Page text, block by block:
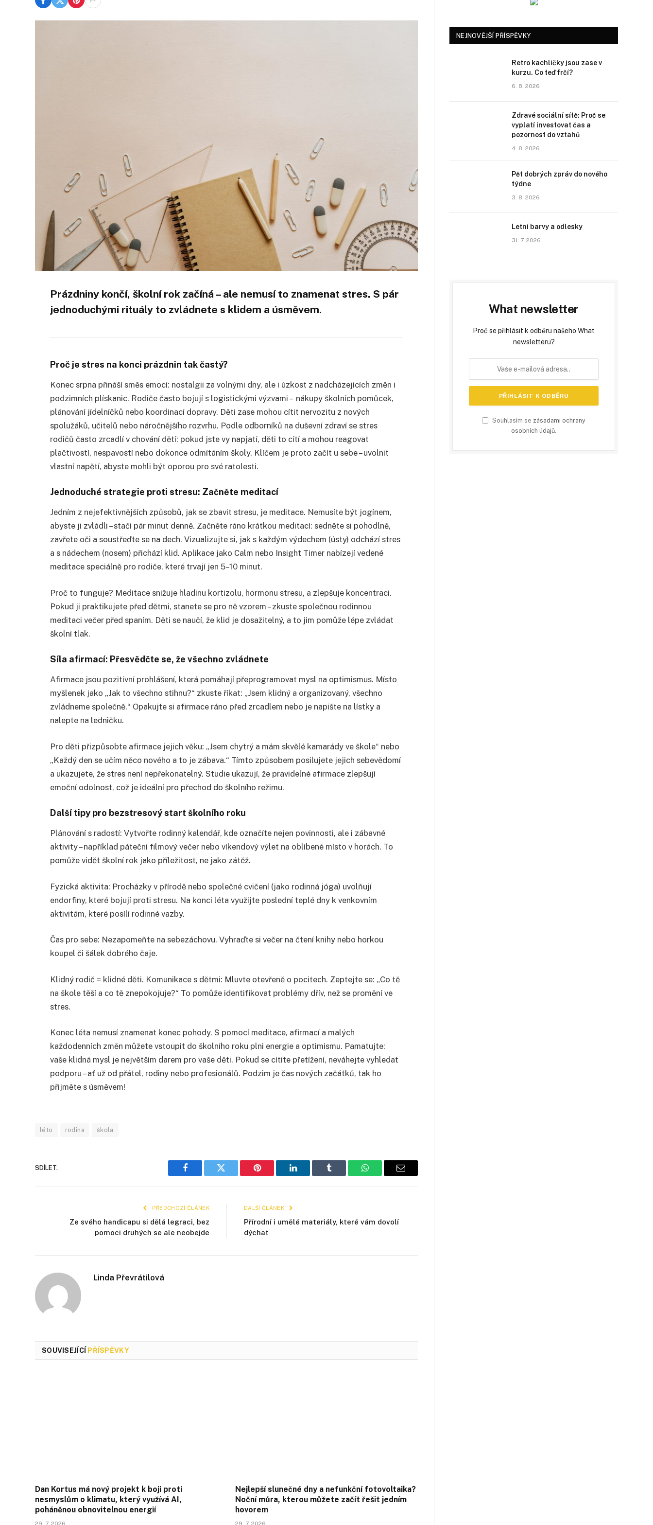
Prázdniny končí, školní rok začíná – ale nemusí to znamenat stres. S pár
jednoduchými rituály to zvládnete s klidem a úsměvem.
Proč je stres na konci prázdnin tak častý?
Konec srpna přináší směs emocí: nostalgii za volnými dny, ale i úzkost z nadcházejících změn i
podzimních plískanic. Rodiče často bojují s logistickými výzvami – nákupy školních pomůcek,
plánování jídelníčků nebo koordinací dopravy. Děti zase mohou cítit nervozitu z nových
spolužáků, učitelů nebo náročnějšího rozvrhu. Podle odborníků na duševní zdraví se stres
rodičů často zrcadlí v chování dětí: pokud jste vy napjatí, děti to cítí a mohou reagovat
plačtivostí, nespavostí nebo dokonce odmítáním školy. Klíčem je proto začít u sebe – uvolnit
vlastní napětí, abyste mohli být oporou pro své ratolesti.
Jednoduché strategie proti stresu: Začněte meditací
Jedním z nejefektivnějších způsobů, jak se zbavit stresu, je meditace. Nemusíte být jogínem,
abyste ji zvládli – stačí pár minut denně. Začněte ráno krátkou meditací: sedněte si pohodlně,
zavřete oči a soustřeďte se na dech. Vizualizujte si, jak s každým výdechem (ústy) odchází stres
a s nádechem (nosem) přichází klid. Aplikace jako Calm nebo Insight Timer nabízejí vedené
meditace speciálně pro rodiče, které trvají jen 5–10 minut.
Proč to funguje? Meditace snižuje hladinu kortizolu, hormonu stresu, a zlepšuje koncentraci.
Pokud ji praktikujete před dětmi, stanete se pro ně vzorem – zkuste společnou rodinnou
meditaci večer před spaním. Děti se naučí, že klid je dosažitelný, a to jim pomůže lépe zvládat
školní tlak.
Síla afirmací: Přesvědčte se, že všechno zvládnete
Afirmace jsou pozitivní prohlášení, která pomáhají přeprogramovat mysl na optimismus. Místo
myšlenek jako „Jak to všechno stihnu?“ zkuste říkat: „Jsem klidný a organizovaný, všechno
zvládneme společně.“ Opakujte si afirmace ráno před zrcadlem nebo je napište na lístky a
nalepte na ledničku.
Pro děti přizpůsobte afirmace jejich věku: „Jsem chytrý a mám skvělé kamarády ve škole“ nebo
„Každý den se učím něco nového a to je zábava.“ Tímto způsobem posilujete jejich sebevědomí
a ukazujete, že stres není nepřekonatelný. Studie ukazují, že pravidelné afirmace zlepšují
emoční odolnost, což je ideální pro přechod do školního režimu.
Další tipy pro bezstresový start školního roku
Plánování s radostí: Vytvořte rodinný kalendář, kde označíte nejen povinnosti, ale i zábavné
aktivity – například páteční filmový večer nebo víkendový výlet na oblíbené místo v horách. To
pomůže vidět školní rok jako příležitost, ne jako zátěž.
Fyzická aktivita: Procházky v přírodě nebo společné cvičení (jako rodinná jóga) uvolňují
endorfiny, které bojují proti stresu. Na konci léta využijte poslední teplé dny k venkovním
aktivitám, které posílí rodinné vazby.
Čas pro sebe: Nezapomeňte na sebezáchovu. Vyhraďte si večer na čtení knihy nebo horkou
koupel či šálek dobrého čaje.
Klidný rodič = klidné děti. Komunikace s dětmi: Mluvte otevřeně o pocitech. Zeptejte se: „Co tě
na škole těší a co tě znepokojuje?“ To pomůže identifikovat problémy dřív, než se promění ve
stres.
Konec léta nemusí znamenat konec pohody. S pomocí meditace, afirmací a malých
každodenních změn můžete vstoupit do školního roku plni energie a optimismu. Pamatujte:
vaše klidná mysl je největším darem pro vaše děti. Pokud se cítíte přetížení, neváhejte vyhledat
podporu – ať už od přátel, rodiny nebo profesionálů. Podzim je čas nových začátků, tak ho
přijměte s úsměvem!
léto rodina škola
SDÍLET.
Facebook Twitter Pinterest LinkedIn Tumblr WhatsAppE-
PŘEDCHOZÍ ČLÁNEK
Ze svého handicapu si dělá legraci, bez
pomoci druhých se ale neobejde
DALŠÍ ČLÁNEK
Přírodní i umělé materiály, které vám dovolí
dýchat
Linda Převrátilová
SOUVISEJÍCÍ PŘÍSPĚVKY
Dan Kortus má nový projekt k boji proti
nesmyslům o klimatu, který využívá AI,
poháněnou obnovitelnou energií
Nejlepší slunečné dny a nefunkční fotovoltaika?
Noční můra, kterou můžete začít řešit jedním
hovorem
NEJNOVĚJŠÍ PŘÍSPĚVKY
Retro kachličky jsou zase v
kurzu. Co teď frčí?
6. 8. 2026
Zdravé sociální sítě: Proč se
vyplatí investovat čas a
pozornost do vztahů
4. 8. 2026
Pět dobrých zpráv do nového
týdne
3. 8. 2026
Letní barvy a odlesky
31. 7. 2026
What newsletter
Proč se přihlásit k odběru našeho What
newsletteru?
Souhlasím se zásadami ochrany
osobních údajů.